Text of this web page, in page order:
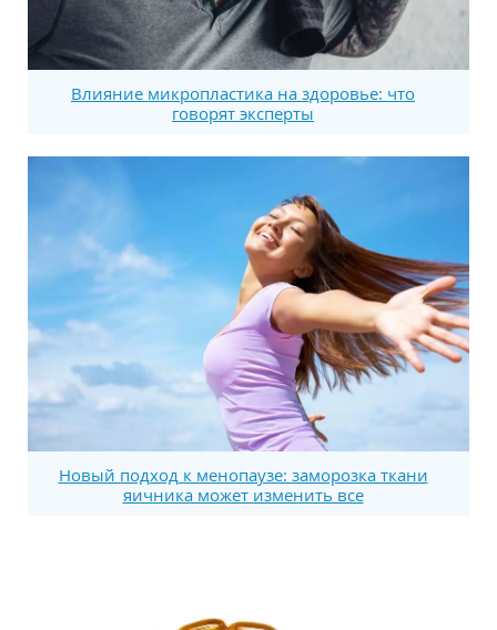
Влияние микропластика на здоровье: что
говорят эксперты
Новый подход к менопаузе: заморозка ткани
яичника может изменить все